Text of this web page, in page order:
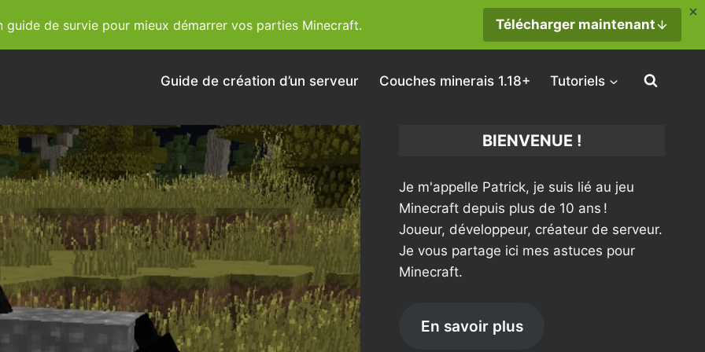
Guide de création d’un serveur Couches minerais 1.18+ Tutoriels
BIENVENUE !
Je m'appelle Patrick, je suis lié au jeu
Minecraft depuis plus de 10 ans !
Joueur, développeur, créateur de serveur.
Je vous partage ici mes astuces pour
Minecraft.
En savoir plus
guide de survie pour mieux démarrer vos parties Minecraft. Télécharger maintenant